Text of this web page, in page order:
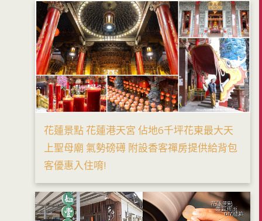
花蓮景點 花蓮港天宮 佔地6千坪花東最大天
上聖母廟 氣勢磅礡 附設香客禪房提供給背包
客優惠入住唷!